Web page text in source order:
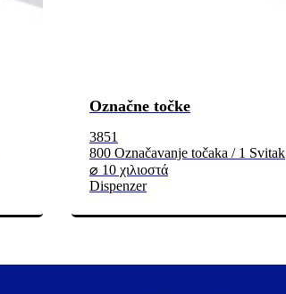
Označne točke
3851
800 Označavanje točaka / 1 Svitak
⌀ 10 χιλιοστά
Dispenzer